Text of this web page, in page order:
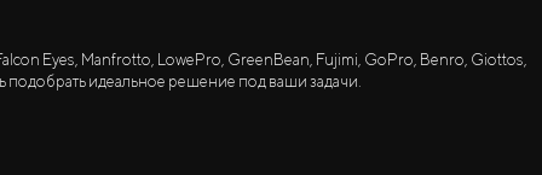
Eyes, Manfrotto, LowePro, GreenBean, Fujimi, GoPro, Benro, Giottos,
идеальное решение под ваши задачи.